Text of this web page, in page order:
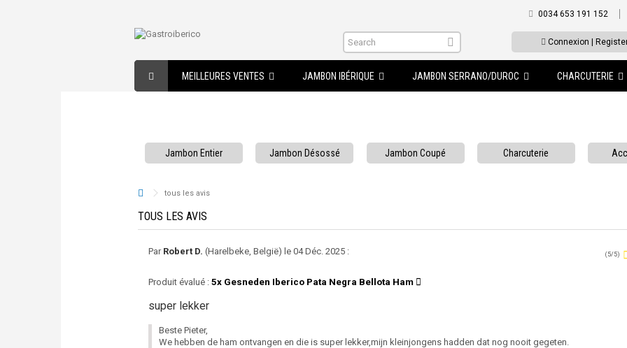
0034 653 191 152
Connexion |
MEILLEURES VENTES JAMBON IBÉRIQUE JAMBON SERRANO/DUROC CHARCUTERIE
Jambon Entier Jambon Désossé Jambon Coupé Charcuterie
tous les avis
TOUS LES AVIS
Par Robert D. (Harelbeke, België) le 04 Déc. 2025 : (5/5)
Produit évalué : 5x Gesneden Iberico Pata Negra Bellota Ham
super lekker
Beste Pieter,
We hebben de ham ontvangen en die is super lekker,mijn kleinjongens hadden dat nog nooit gegeten.